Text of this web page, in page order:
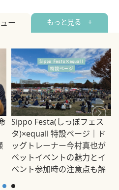
ー もっと見る +
Sippo Festa(しっぽフェス
タ)×equall 特設ページ｜ド
ッグトレーナー今村真也が
ペットイベントの魅力とイ
ベント参加時の注意点も解